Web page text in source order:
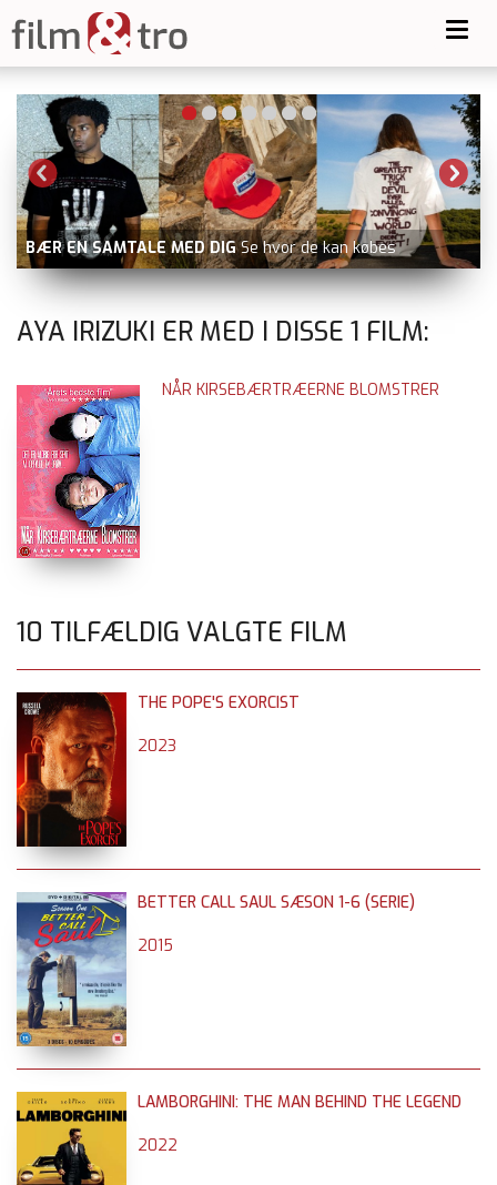
BÆR EN SAMTALE MED DIG Se hvor de kan købes
AYA IRIZUKI ER MED I DISSE 1 FILM:
NÅR KIRSEBÆRTRÆERNE BLOMSTRER
10 TILFÆLDIG VALGTE FILM
THE POPE'S EXORCIST
2023
BETTER CALL SAUL SÆSON 1-6 (SERIE)
2015
LAMBORGHINI: THE MAN BEHIND THE LEGEND
2022